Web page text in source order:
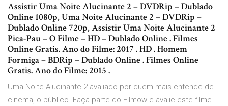
Assistir Uma Noite Alucinante 2 – DVDRip – Dublado
Online 1080p, Uma Noite Alucinante 2 – DVDRip –
Dublado Online 720p, Assistir Uma Noite Alucinante 2
Pica-Pau – O Filme – HD – Dublado Online . Filmes
Online Gratis. Ano do Filme: 2017 . HD . Homem
Formiga – BDRip – Dublado Online . Filmes Online
Gratis. Ano do Filme: 2015 .
Uma Noite Alucinante 2 avaliado por quem mais entende de
cinema, o público. Faça parte do Filmow e avalie este filme